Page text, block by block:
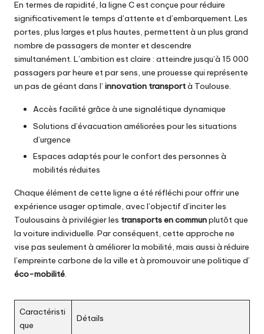
En termes de rapidité, la ligne C est conçue pour réduire
significativement le temps d’attente et d’embarquement. Les
portes, plus larges et plus hautes, permettent à un plus grand
nombre de passagers de monter et descendre
simultanément. L’ambition est claire : atteindre jusqu’à 15 000
passagers par heure et par sens, une prouesse qui représente
un pas de géant dans l’ innovation transportà Toulouse.
Accès facilité grâce à une signalétique dynamique
Solutions d’évacuation améliorées pour les situations
d’urgence
Espaces adaptés pour le confort des personnes à
mobilités réduites
Chaque élément de cette ligne a été réfléchi pour offrir une
expérience usager optimale, avec l’objectif d’inciter les
Toulousains à privilégier les transports en communplutôt que
la voiture individuelle. Par conséquent, cette approche ne
vise pas seulement à améliorer la mobilité, mais aussi à réduire
l’empreinte carbone de la ville et à promouvoir une politique d’
éco-mobilité.
Caractéristi
que
Détails